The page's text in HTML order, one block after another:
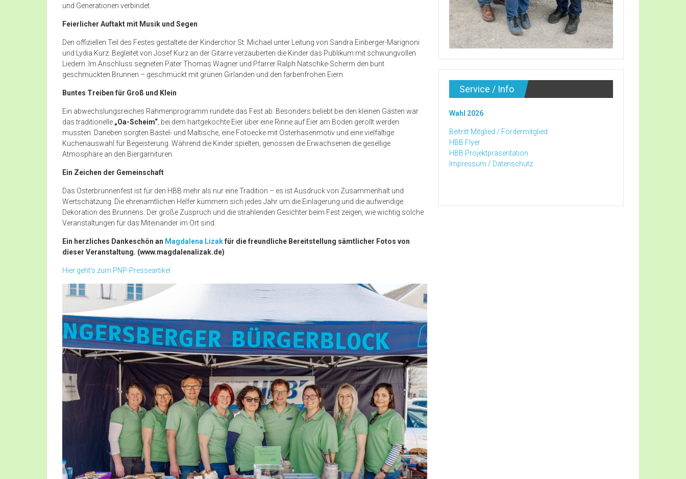
und Generationen verbindet.
Feierlicher Auftakt mit Musik und Segen
Den offiziellen Teil des Festes gestaltete der Kinderchor St. Michael unter Leitung von Sandra Einberger-Marignoni
und Lydia Kurz. Begleitet von Josef Kurz an der Gitarre verzauberten die Kinder das Publikum mit schwungvollen
Liedern. Im Anschluss segneten Pater Thomas Wagner und Pfarrer Ralph Natschke-Scherm den bunt
geschmückten Brunnen – geschmückt mit grünen Girlanden und den farbenfrohen Eiern.
Buntes Treiben für Groß und Klein
Ein abwechslungsreiches Rahmenprogramm rundete das Fest ab: Besonders beliebt bei den kleinen Gästen war
das traditionelle „Oa-Scheim“ , bei dem hartgekochte Eier über eine Rinne auf Eier am Boden gerollt werden
mussten. Daneben sorgten Bastel- und Maltische, eine Fotoecke mit Osterhasenmotiv und eine vielfältige
Kuchenauswahl für Begeisterung. Während die Kinder spielten, genossen die Erwachsenen die gesellige
Atmosphäre an den Biergarnituren.
Ein Zeichen der Gemeinschaft
Das Osterbrunnenfest ist für den HBB mehr als nur eine Tradition – es ist Ausdruck von Zusammenhalt und
Wertschätzung. Die ehrenamtlichen Helfer kümmern sich jedes Jahr um die Einlagerung und die aufwendige
Dekoration des Brunnens. Der große Zuspruch und die strahlenden Gesichter beim Fest zeigen, wie wichtig solche
Veranstaltungen für das Miteinander im Ort sind.
Ein herzliches Dankeschön an Magdalena Lizakfür die freundliche Bereitstellung sämtlicher Fotos von
dieser Veranstaltung. (www.magdalenalizak.de)
Hier geht’s zum PNP-Presseartikel
Service / Info
Wahl 2026
Beitritt Mitglied / Fördermitglied
HBB Flyer
HBB Projektpräsentation
Impressum / Datenschutz